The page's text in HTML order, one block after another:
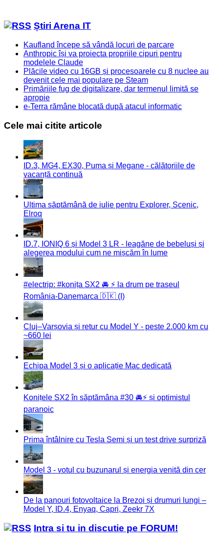
Știri Arena IT
Kaufland începe să vândă locuri de parcare
Anthropic își va proiecta propriile cipuri pentru
modelele Claude
Plăcile video cu 16GB și procesoarele cu 8 nuclee au
devenit cele mai populare pe Steam
Primăriile fug de digitalizare, dar termenul limită se
apropie
e-Terra rămâne blocată după atacul informatic
Cele mai citite articole
ID.3, MG4, EX30, Puma și Megane - călătoriile de
vacanță continuă
Ultima săptămână de iulie pentru Explorer, Scenic,
Elroq
ID.7, IONIQ 6 și Model 3 LR - leagăne de bebeluși și
alegerea modului cum ne mișcăm în lume
#electrip: #konița SX2 🚘 ⚡️ la drum pe traseul
România-Danemarca 🇩🇰 (I)
Cluj–Varșovia și retur cu Model Y - peste 2.000 km cu
~660 lei
Echipa Model 3 și o aplicație Mac dedicată
Konițele SX2 în săptămâna #30 🚘⚡️ și optimistul
paranoic
Prima întâlnire cu Tesla Semi și un test drive surpriză
Model 3 - votul cu buzunarul și energia venită din cer
De la panouri fotovoltaice la Brezoi și drumuri lungi –
Model Y, ID.4, Enyaq, Capri, Zeekr 7X
Intra si tu in discutie pe FORUM!